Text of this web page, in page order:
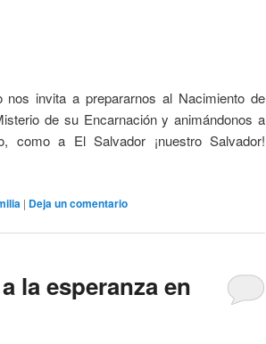
invita a prepararnos al Nacimiento de
de su Encarnación y animándonos a
como a El Salvador ¡nuestro Salvador!
| Deja un comentario
la esperanza en